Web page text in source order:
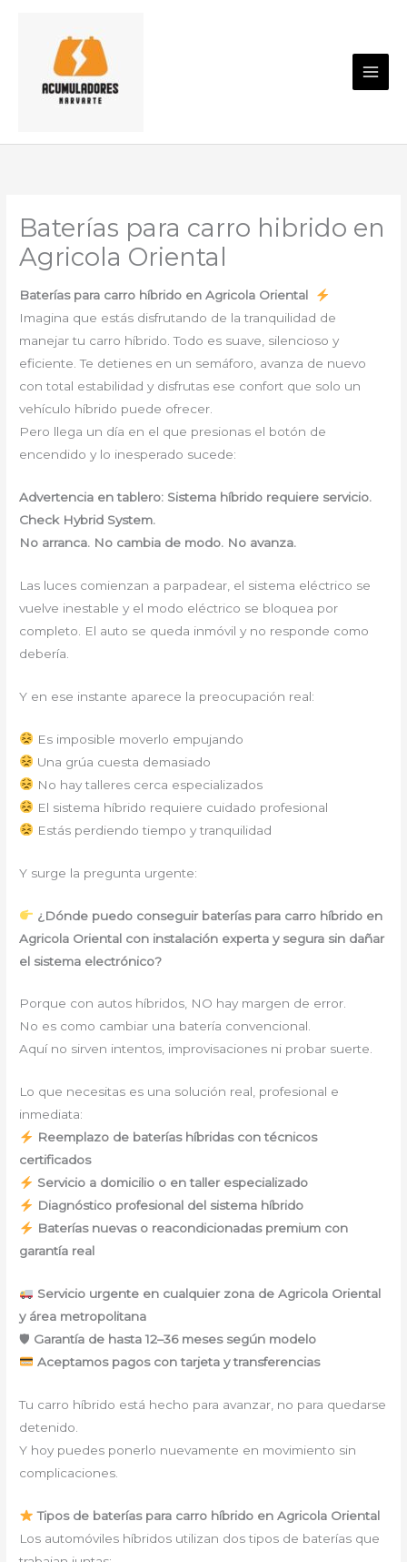
contenido
Baterías para carro hibrido en
Agricola Oriental
Baterías para carro híbrido en Agricola Oriental
Imagina que estás disfrutando de la tranquilidad de
manejar tu carro híbrido. Todo es suave, silencioso y
eficiente. Te detienes en un semáforo, avanza de nuevo
con total estabilidad y disfrutas ese confort que solo un
vehículo híbrido puede ofrecer.
Pero llega un día en el que presionas el botón de
encendido y lo inesperado sucede:
Advertencia en tablero: Sistema híbrido requiere servicio.
Check Hybrid System.
No arranca. No cambia de modo. No avanza.
Las luces comienzan a parpadear, el sistema eléctrico se
vuelve inestable y el modo eléctrico se bloquea por
completo. El auto se queda inmóvil y no responde como
debería.
Y en ese instante aparece la preocupación real:
Es imposible moverlo empujando
Una grúa cuesta demasiado
No hay talleres cerca especializados
El sistema híbrido requiere cuidado profesional
Estás perdiendo tiempo y tranquilidad
Y surge la pregunta urgente:
¿Dónde puedo conseguir baterías para carro híbrido en
Agricola Oriental con instalación experta y segura sin dañar
el sistema electrónico?
Porque con autos híbridos, NO hay margen de error.
No es como cambiar una batería convencional.
Aquí no sirven intentos, improvisaciones ni probar suerte.
Lo que necesitas es una solución real, profesional e
inmediata:
Reemplazo de baterías híbridas con técnicos
certificados
Servicio a domicilio o en taller especializado
Diagnóstico profesional del sistema híbrido
Baterías nuevas o reacondicionadas premium con
garantía real
Servicio urgente en cualquier zona de Agricola Oriental
y área metropolitana
🛡 Garantía de hasta 12–36 meses según modelo
Aceptamos pagos con tarjeta y transferencias
Tu carro híbrido está hecho para avanzar, no para quedarse
detenido.
Y hoy puedes ponerlo nuevamente en movimiento sin
complicaciones.
Tipos de baterías para carro híbrido en Agricola Oriental
Los automóviles híbridos utilizan dos tipos de baterías que